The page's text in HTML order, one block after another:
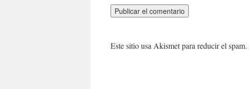
Este sitio usa Akismet para reducir el spam.